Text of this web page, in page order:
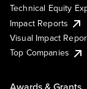
Technical Equity
Impact Reports
Visual Impact
Top Companies